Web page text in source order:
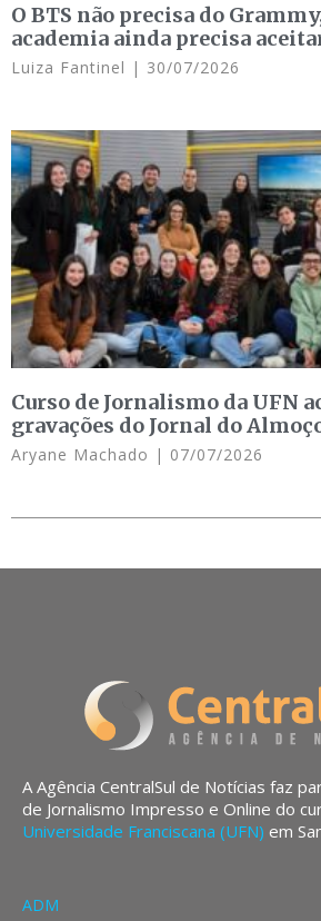
O BTS não precisa do
academia ainda precisa
Luiza Fantinel 30/07/2026
Curso de Jornalismo da UFN
gravações do Jornal do
Aryane Machado 07/07/2026
A Agência CentralSul de Notícias faz
de Jornalismo Impresso e Online do
Universidade Franciscana (UFN) em
ADM